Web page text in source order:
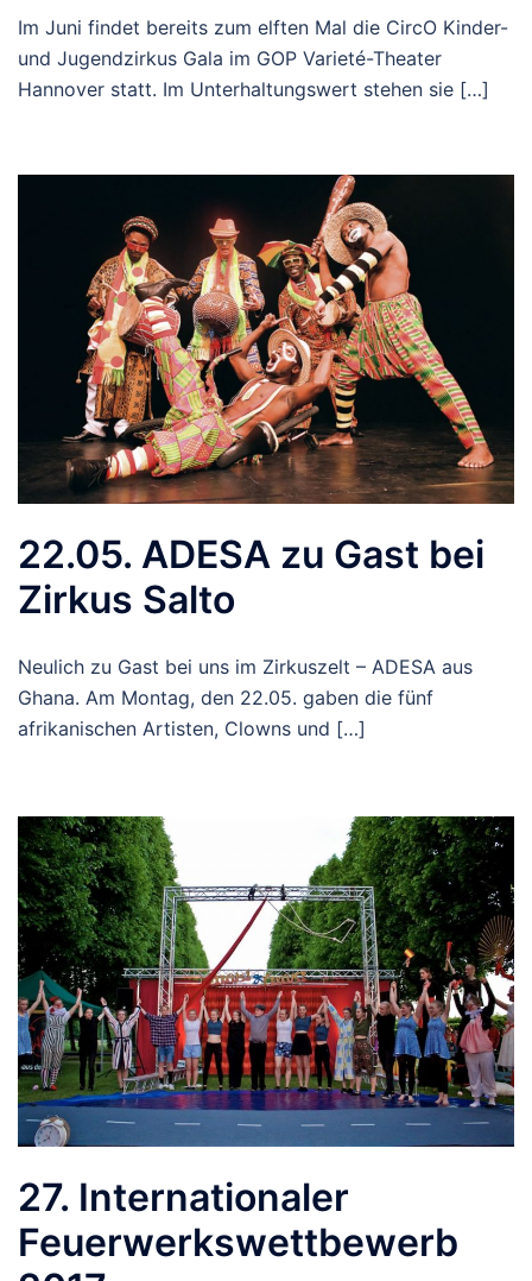
Im Juni findet bereits zum elften Mal die CircO Kinder-
und Jugendzirkus Gala im GOP Varieté-Theater
Hannover statt. Im Unterhaltungswert stehen sie […]
22.05. ADESA zu Gast bei
Zirkus Salto
Neulich zu Gast bei uns im Zirkuszelt – ADESA aus
Ghana. Am Montag, den 22.05. gaben die fünf
afrikanischen Artisten, Clowns und […]
27. Internationaler
Feuerwerkswettbewerb